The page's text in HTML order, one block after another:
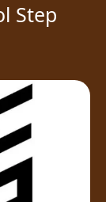
Step